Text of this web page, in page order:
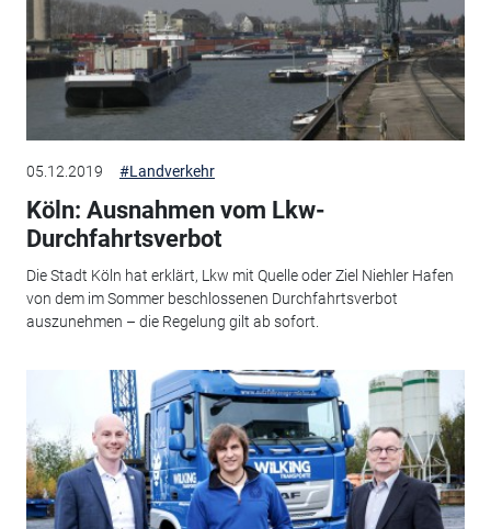
05.12.2019 #Landverkehr
Köln: Ausnahmen vom Lkw-
Durchfahrtsverbot
Die Stadt Köln hat erklärt, Lkw mit Quelle oder Ziel Niehler Hafen
von dem im Sommer beschlossenen Durchfahrtsverbot
auszunehmen – die Regelung gilt ab sofort.